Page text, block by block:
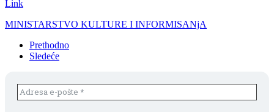
Link
MINISTARSTVO KULTURE I INFORMISANjA
Prethodno
Sledeće